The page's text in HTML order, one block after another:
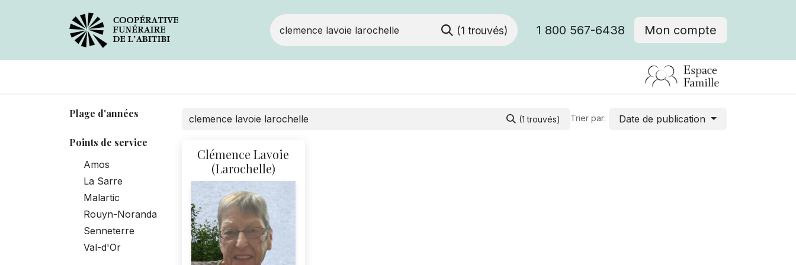
(1 trouvés) 1 800 567-6438 Mon compte
Plage d'années
Points de service
Amos
La Sarre
Malartic
Rouyn-Noranda
Senneterre
Val-d'Or
(1 trouvés) Trier par: Date de publication
Clémence Lavoie
(Larochelle)